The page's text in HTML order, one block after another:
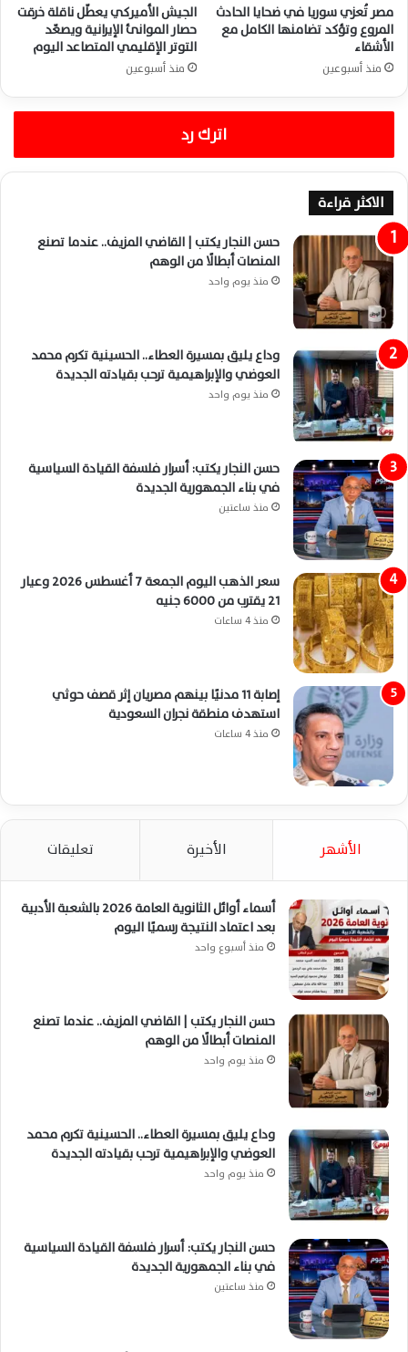
مصر تُعزي سوريا في ضحايا الحادث
المروع وتؤكد تضامنها الكامل مع
الأشقاء
منذ أسبوعين
الجيش الأميركي يعطّل ناقلة خرقت
حصار الموانئ الإيرانية ويصعّد
التوتر الإقليمي المتصاعد اليوم
منذ أسبوعين
اترك رد
الاكثر قراءة
حسن النجار يكتب | القاضي المزيف.. عندما تصنع
المنصات أبطالًا من الوهم
منذ يوم واحد
وداع يليق بمسيرة العطاء.. الحسينية تكرم محمد
العوضي والإبراهيمية ترحب بقيادته الجديدة
منذ يوم واحد
حسن النجار يكتب: أسرار فلسفة القيادة السياسية
في بناء الجمهورية الجديدة
منذ ساعتين
سعر الذهب اليوم الجمعة 7 أغسطس 2026 وعيار
21 يقترب من 6000 جنيه
منذ 4 ساعات
إصابة 11 مدنيًا بينهم مصريان إثر قصف حوثي
استهدف منطقة نجران السعودية
منذ 4 ساعات
الأشهر الأخيرة تعليقات
أسماء أوائل الثانوية العامة 2026 بالشعبة الأدبية
بعد اعتماد النتيجة رسميًا اليوم
منذ أسبوع واحد
حسن النجار يكتب | القاضي المزيف.. عندما تصنع
المنصات أبطالًا من الوهم
منذ يوم واحد
وداع يليق بمسيرة العطاء.. الحسينية تكرم محمد
العوضي والإبراهيمية ترحب بقيادته الجديدة
منذ يوم واحد
حسن النجار يكتب: أسرار فلسفة القيادة السياسية
في بناء الجمهورية الجديدة
منذ ساعتين